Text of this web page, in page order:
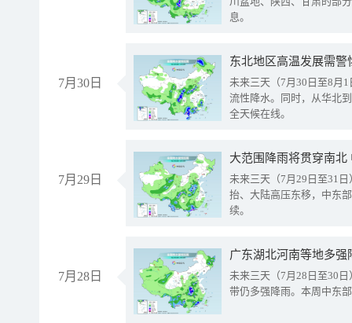
息。
7月30日
东北地区高温发展需
未来三天（7月30日至8月
流性降水。同时，从华北
全天候在线。
7月29日
大范围降雨将贯穿南
未来三天（7月29日至31
抬、大陆高压东移，中东
续。
7月28日
广东湖北河南等地多
未来三天（7月28日至30
带仍多强降雨。本周中东